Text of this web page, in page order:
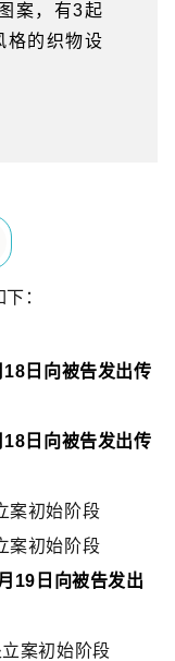
案，有3起
格的织物设
：
18 日向被告发出传
18 日向被告发出传
案初始阶段
案初始阶段
月 19 日向被告发出
立案初始阶段